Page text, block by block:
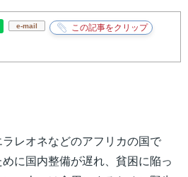
e-mail
レオネなどのアフリカの国で
に国内整備が遅れ、貧困に陥っ